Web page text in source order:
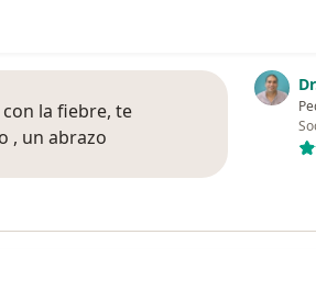
la fiebre, te
, un abrazo